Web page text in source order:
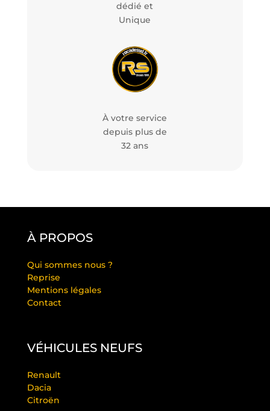
dédié et
Unique
À votre service
depuis plus de
32 ans
À PROPOS
Qui sommes nous ?
Reprise
Mentions légales
Contact
VÉHICULES NEUFS
Renault
Dacia
Citroën